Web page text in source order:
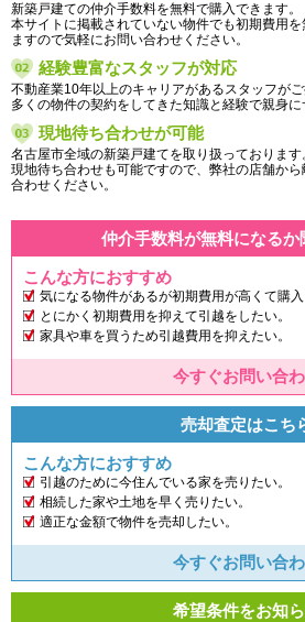
新築戸建ての仲介手数料を無料で購入できます。
本サイトに掲載されていない物件でも初期費用
ますので気軽にお問い合わせください。
経験豊富なスタッフが対応
不動産業10年以上のキャリアがあるスタッフがご
多くの物件の契約をしてきた知識と経験で親身に
現地待ち合わせが可能
名古屋市全域の新築戸建てを取り扱っております
現地待ち合わせも可能ですので、弊社の店舗か
合わせください。
仲介手数料が無料になるか
こんな方におすすめ
気になる物件があるが初期費用が高くて購入
とにかく初期費用を抑えて引越をしたい。
家具や車を買うため引越費用を抑えたい。
今すぐお問い合
売却査定はこち
こんな方におすすめ
引越のために今住んでいる家を売りたい。
相続した家や土地を早く売りたい。
適正な金額で物件を売却したい。
今すぐお問い合
希望条件をお知